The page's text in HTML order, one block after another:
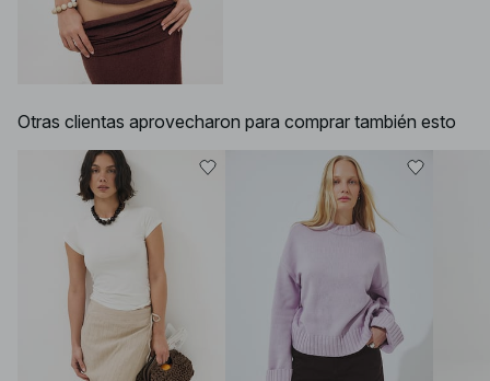
Otras clientas aprovecharon para comprar también esto